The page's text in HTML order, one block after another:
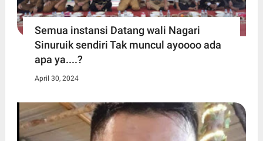
Semua instansi Datang wali Nagari
Sinuruik sendiri Tak muncul ayoooo ada
apa ya....?
April 30, 2024